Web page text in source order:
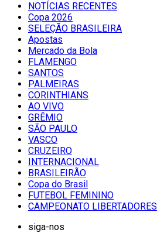
NOTÍCIAS RECENTES
Copa 2026
SELEÇÃO BRASILEIRA
Apostas
Mercado da Bola
FLAMENGO
SANTOS
PALMEIRAS
CORINTHIANS
AO VIVO
GRÊMIO
SĀO PAULO
VASCO
CRUZEIRO
INTERNACIONAL
BRASILEIRÃO
Copa do Brasil
FUTEBOL FEMININO
CAMPEONATO LIBERTADORES
siga-nos